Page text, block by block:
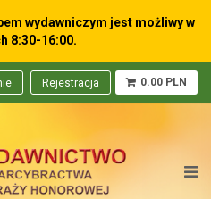
wydawniczym jest możliwy w
8:30-16:00.
Rejestracja 0.00 PLN